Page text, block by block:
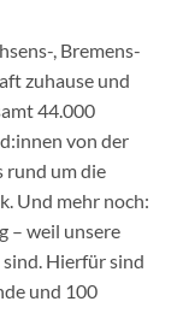
, Bremens-
zuhause und
44.000
von der
rund um die
Und mehr noch:
– weil unsere
Hierfür sind
und 100